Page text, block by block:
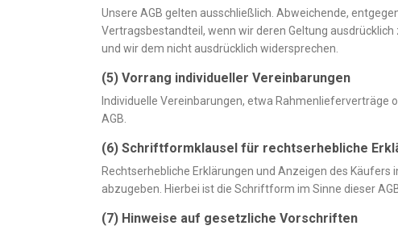
Unsere AGB gelten ausschließlich. Abweichende,
Vertragsbestandteil, wenn wir deren Geltung
und wir dem nicht ausdrücklich widersprechen.
(5) Vorrang individueller Vereinbarungen
Individuelle Vereinbarungen, etwa
AGB.
(6) Schriftformklausel für rechtserhebliche
Rechtserhebliche Erklärungen und Anzeigen des
abzugeben. Hierbei ist die Schriftform im Sinne dieser
(7) Hinweise auf gesetzliche Vorschriften